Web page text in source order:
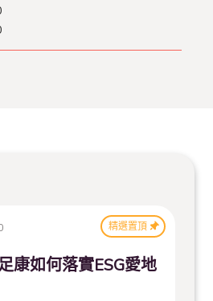
精選置頂
康如何落實ESG愛地